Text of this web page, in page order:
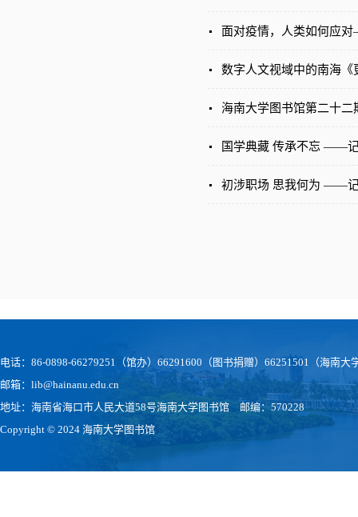
面对疫情，人类如何应
数字人文视域中的南海
海南大学图书馆第二十
国学典藏 传承不忘 ——
初涉职场 思我何为 ——
电话：86-0898-66279251（馆办）66291600（图书捐赠）66251501（海南大
邮箱：lib@hainanu.edu.cn
地址：海南省海口市人民大道58号海南大学图书馆 邮编：570228
Copyright © 2024 海南大学图书馆